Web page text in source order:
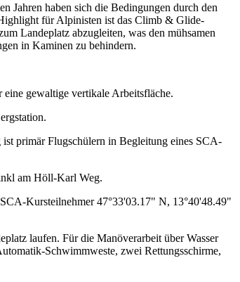
Jahren haben sich die Bedingungen durch den
für Alpinisten ist das Climb & Glide-
Landeplatz abzugleiten, was den mühsamen
in Kaminen zu behindern.
gewaltige vertikale Arbeitsfläche.
primär Flugschülern in Begleitung eines SCA-
am Höll-Karl Weg.
Kursteilnehmer 47°33'03.17" N, 13°40'48.49"
laufen. Für die Manöverarbeit über Wasser
Schwimmweste, zwei Rettungsschirme,